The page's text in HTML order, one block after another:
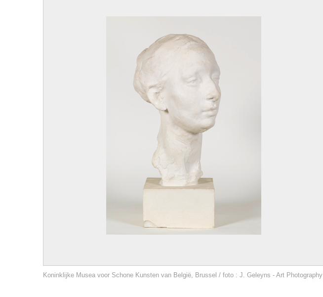
Koninklijke Musea voor Schone Kunsten van België, Brussel / foto : J. Geleyns - Art Photography